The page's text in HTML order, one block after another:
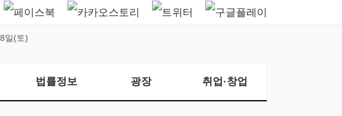
일(토)
법률정보 광장 취업·창업